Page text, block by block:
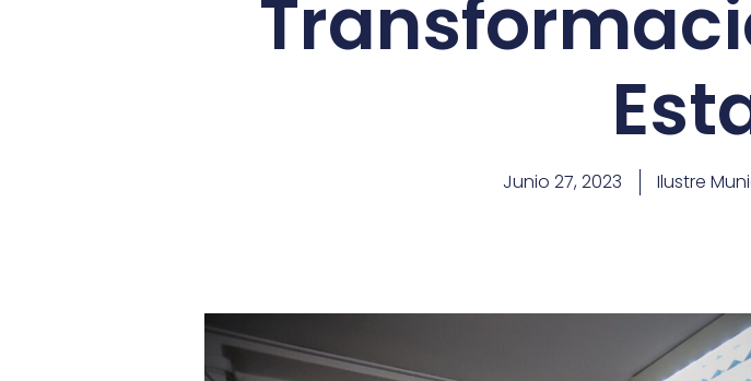
Junio 27, 2023 Ilustre